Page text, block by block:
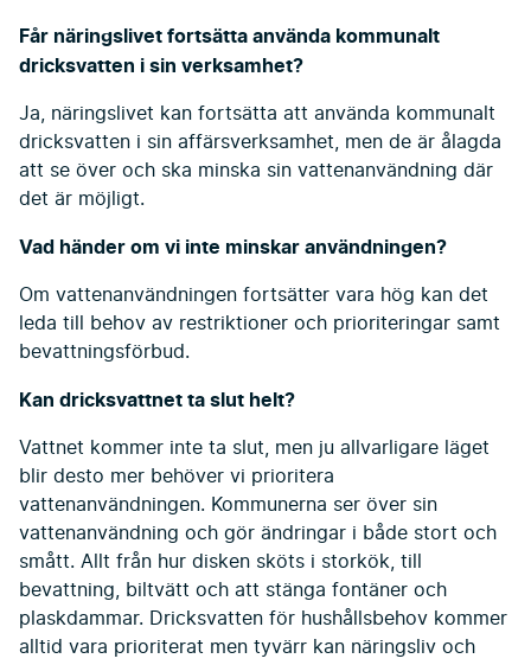
Får näringslivet fortsätta använda kommunalt
dricksvatten i sin verksamhet?
Ja, näringslivet kan fortsätta att använda kommunalt
dricksvatten i sin affärsverksamhet, men de är ålagda
att se över och ska minska sin vattenanvändning där
det är möjligt.
Vad händer om vi inte minskar användningen?
Om vattenanvändningen fortsätter vara hög kan det
leda till behov av restriktioner och prioriteringar samt
bevattningsförbud.
Kan dricksvattnet ta slut helt?
Vattnet kommer inte ta slut, men ju allvarligare läget
blir desto mer behöver vi prioritera
vattenanvändningen. Kommunerna ser över sin
vattenanvändning och gör ändringar i både stort och
smått. Allt från hur disken sköts i storkök, till
bevattning, biltvätt och att stänga fontäner och
plaskdammar. Dricksvatten för hushållsbehov kommer
alltid vara prioriterat men tyvärr kan näringsliv och